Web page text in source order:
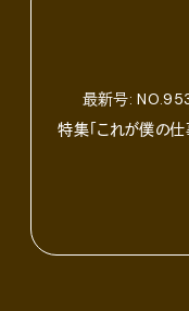
最新号:
特集「これが僕の仕